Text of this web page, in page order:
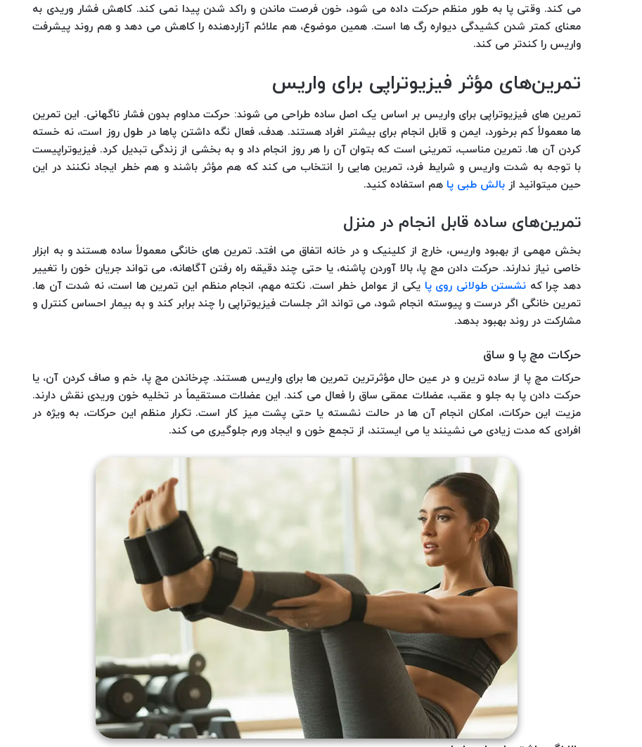
می کند. وقتی پا به طور منظم حرکت داده می شود، خون فرصت ماندن و راکد شدن پیدا نمی کند. کاهش فشار وریدی به
معنای کمتر شدن کشیدگی دیواره رگ ها است. همین موضوع، هم علائم آزاردهنده را کاهش می دهد و هم روند پیشرفت
واریس را کندتر می کند.
تمرین‌های مؤثر فیزیوتراپی برای واریس
تمرین های فیزیوتراپی برای واریس بر اساس یک اصل ساده طراحی می شوند: حرکت مداوم بدون فشار ناگهانی. این تمرین
ها معمولاً کم برخورد، ایمن و قابل انجام برای بیشتر افراد هستند. هدف، فعال نگه داشتن پاها در طول روز است، نه خسته
کردن آن ها. تمرین مناسب، تمرینی است که بتوان آن را هر روز انجام داد و به بخشی از زندگی تبدیل کرد. فیزیوتراپیست
با توجه به شدت واریس و شرایط فرد، تمرین هایی را انتخاب می کند که هم مؤثر باشند و هم خطر ایجاد نکنند در این
حین میتوانید از بالش طبی پا هم استفاده کنید.
تمرین‌های ساده قابل انجام در منزل
بخش مهمی از بهبود واریس، خارج از کلینیک و در خانه اتفاق می افتد. تمرین های خانگی معمولاً ساده هستند و به ابزار
خاصی نیاز ندارند. حرکت دادن مچ پا، بالا آوردن پاشنه، یا حتی چند دقیقه راه رفتن آگاهانه، می تواند جریان خون را تغییر
دهد چرا که نشستن طولانی روی پا یکی از عوامل خطر است. نکته مهم، انجام منظم این تمرین ها است، نه شدت آن ها.
تمرین خانگی اگر درست و پیوسته انجام شود، می تواند اثر جلسات فیزیوتراپی را چند برابر کند و به بیمار احساس کنترل و
مشارکت در روند بهبود بدهد.
حرکات مچ پا و ساق
حرکات مچ پا از ساده ترین و در عین حال مؤثرترین تمرین ها برای واریس هستند. چرخاندن مچ پا، خم و صاف کردن آن، یا
حرکت دادن پا به جلو و عقب، عضلات عمقی ساق را فعال می کند. این عضلات مستقیماً در تخلیه خون وریدی نقش دارند.
مزیت این حرکات، امکان انجام آن ها در حالت نشسته یا حتی پشت میز کار است. تکرار منظم این حرکات، به ویژه در
افرادی که مدت زیادی می نشینند یا می ایستند، از تجمع خون و ایجاد ورم جلوگیری می کند.